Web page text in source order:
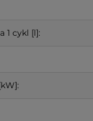
1 cykl [l]: